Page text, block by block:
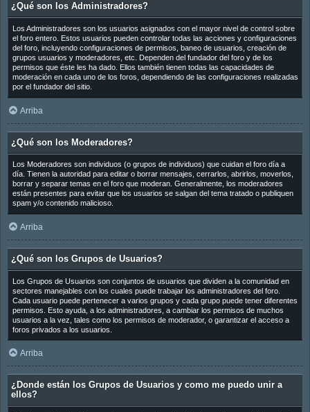
¿Qué son los Administradores?
Los Administradores son los usuarios asignados con el mayor nivel de control sobre
el foro entero. Estos usuarios pueden controlar todas las acciones y configuraciones
del foro, incluyendo configuraciones de permisos, baneo de usuarios, creación de
grupos usuarios y moderadores, etc. Dependen del fundador del foro y de los
permisos que éste les ha dado. Ellos también tienen todas las capacidades de
moderación en cada uno de los foros, dependiendo de las configuraciones realizadas
por el fundador del sitio.
Arriba
¿Qué son los Moderadores?
Los Moderadores son individuos (o grupos de individuos) que cuidan el foro día a
día. Tienen la autoridad para editar o borrar mensajes, cerrarlos, abrirlos, moverlos,
borrar y separar temas en el foro que moderan. Generalmente, los moderadores
están presentes para evitar que los usuarios se salgan del tema tratado o publiquen
spam y/o contenido malicioso.
Arriba
¿Qué son los Grupos de Usuarios?
Los Grupos de Usuarios son conjuntos de usuarios que dividen a la comunidad en
sectores manejables con los cuales puede trabajar los administradores del foro.
Cada usuario puede pertenecer a varios grupos y cada grupo puede tener diferentes
permisos. Esto ayuda, a los administradores, a cambiar los permisos de muchos
usuarios a la vez, tales como los permisos de moderador, o garantizar el acceso a
foros privados a los usuarios.
Arriba
¿Donde están los Grupos de Usuarios y como me puedo unir a
ellos?